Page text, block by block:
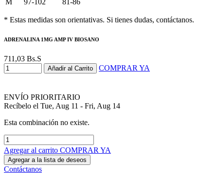
M 97-102 81-86
* Estas medidas son orientativas. Si tienes dudas, contáctanos.
ADRENALINA 1MG AMP IV BIOSANO
711,03 Bs.S
Añadir al Carrito COMPRAR YA
ENVÍO PRIORITARIO
Recíbelo el Tue, Aug 11 - Fri, Aug 14
Esta combinación no existe.
Agregar al carrito COMPRAR YA
Agregar a la lista de deseos
Contáctanos